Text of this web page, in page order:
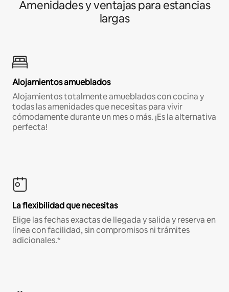
Amenidades y ventajas para estancias
largas
Alojamientos amueblados
Alojamientos totalmente amueblados con cocina y
todas las amenidades que necesitas para vivir
cómodamente durante un mes o más. ¡Es la alternativa
perfecta!
La flexibilidad que necesitas
Elige las fechas exactas de llegada y salida y reserva en
línea con facilidad, sin compromisos ni trámites
adicionales.*